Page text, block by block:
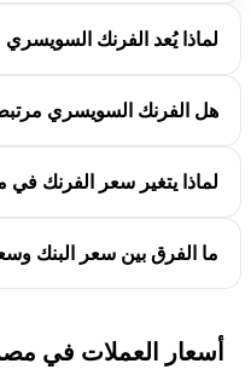
لماذا يُعد الفرنك
هل الفرنك السويسري مرتبط
لماذا يتغير سعر الفرنك
ما الفرق بين سعر البنك
أسعار العملات في